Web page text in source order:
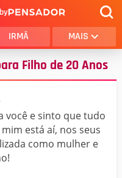
by
IRMÃ MAIS
Filho de 20 Anos
você e sinto que tudo
está aí, nos seus
como mulher e